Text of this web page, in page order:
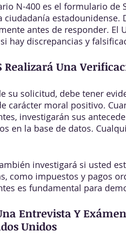
N-400 es el formulario de
ciudadanía estadounidense.
antes de responder. El
hay discrepancias y
Realizará Una
su solicitud, debe tener
carácter moral positivo.
investigarán sus
en la base de datos.
investigará si usted
como impuestos y pagos
es fundamental para
Entrevista Y
Unidos